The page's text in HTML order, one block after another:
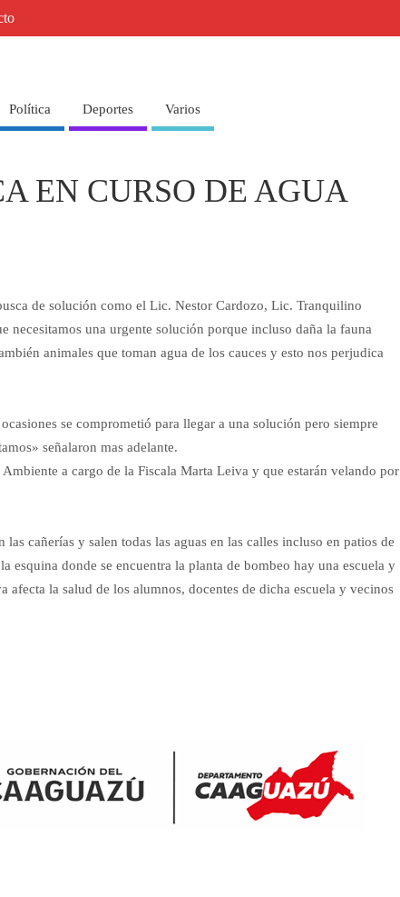
Política Deportes Varios
EN CURSO DE AGUA
de solución como el Lic. Nestor Cardozo, Lic. Tranquilino
necesitamos una urgente solución porque incluso daña la fauna
animales que toman agua de los cauces y esto nos perjudica
se comprometió para llegar a una solución pero siempre
señalaron mas adelante.
a cargo de la Fiscala Marta Leiva y que estarán velando por
cañerías y salen todas las aguas en las calles incluso en patios de
esquina donde se encuentra la planta de bombeo hay una escuela y
la salud de los alumnos, docentes de dicha escuela y vecinos